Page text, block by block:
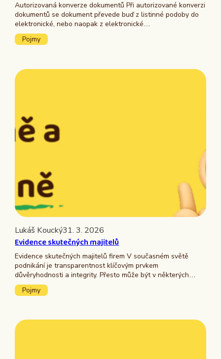
Autorizovaná konverze dokumentů Při autorizované konverzi
dokumentů se dokument převede buď z listinné podoby do
elektronické, nebo naopak z elektronické…
Pojmy
Lukáš Koucký31. 3. 2026
Evidence skutečných majitelů
Evidence skutečných majitelů firem V současném světě
podnikání je transparentnost klíčovým prvkem
důvěryhodnosti a integrity. Přesto může být v některých…
Pojmy